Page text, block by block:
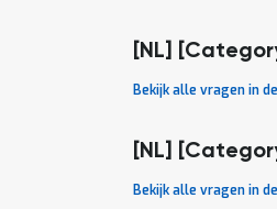
[NL]
Bekijk alle vragen in
[NL]
Bekijk alle vragen in